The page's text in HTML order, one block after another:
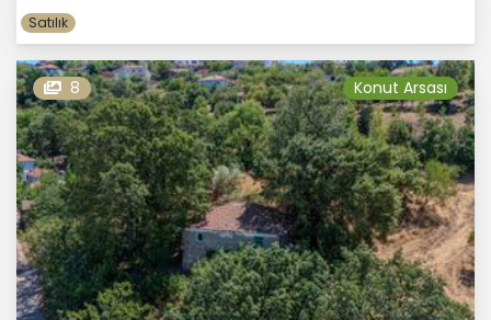
Satılık
8 Konut Arsası